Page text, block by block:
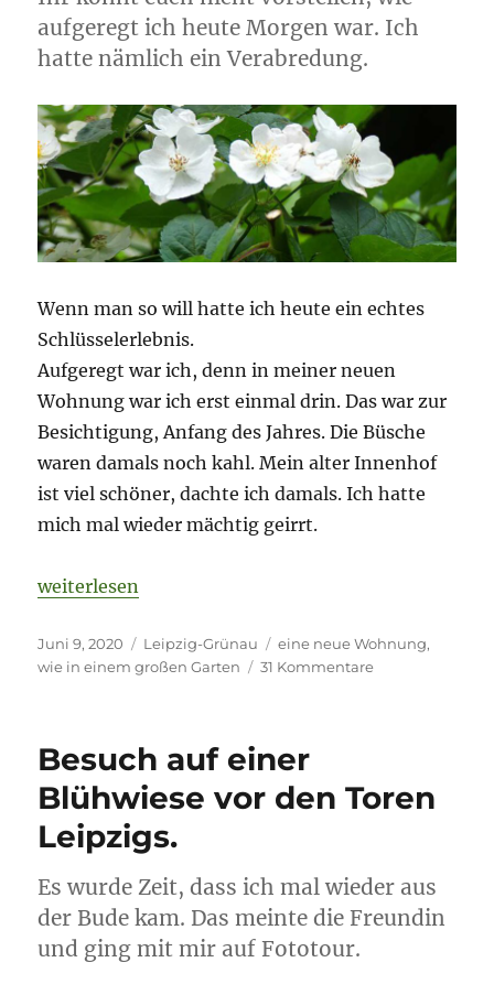
aufgeregt ich heute Morgen war. Ich
hatte nämlich ein Verabredung.
Wenn man so will hatte ich heute ein echtes
Schlüsselerlebnis.
Aufgeregt war ich, denn in meiner neuen
Wohnung war ich erst einmal drin. Das war zur
Besichtigung, Anfang des Jahres. Die Büsche
waren damals noch kahl. Mein alter Innenhof
ist viel schöner, dachte ich damals. Ich hatte
mich mal wieder mächtig geirrt.
„Ein Schlüsselerlebnis an einem wirklich guten
weiterlesen
Veröffentlicht
am
Juni 9, 2020 Kategorien
Leipzig-Grünau Schlagwörter
eine neue Wohnung,
wie in einem großen Garten
31 Kommentarezu
guten
Besuch auf einer
Blühwiese vor den Toren
Leipzigs.
Es wurde Zeit, dass ich mal wieder aus
der Bude kam. Das meinte die Freundin
und ging mit mir auf Fototour.